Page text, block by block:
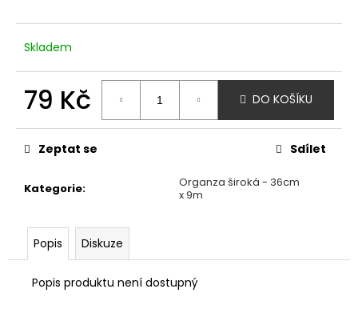
Skladem
79 Kč
cena:
DO KOŠÍKU
Kategorie:
Organza široká - 36cm
x 9m
Zeptat se Sdílet
Popis Diskuze
Popis produktu není dostupný